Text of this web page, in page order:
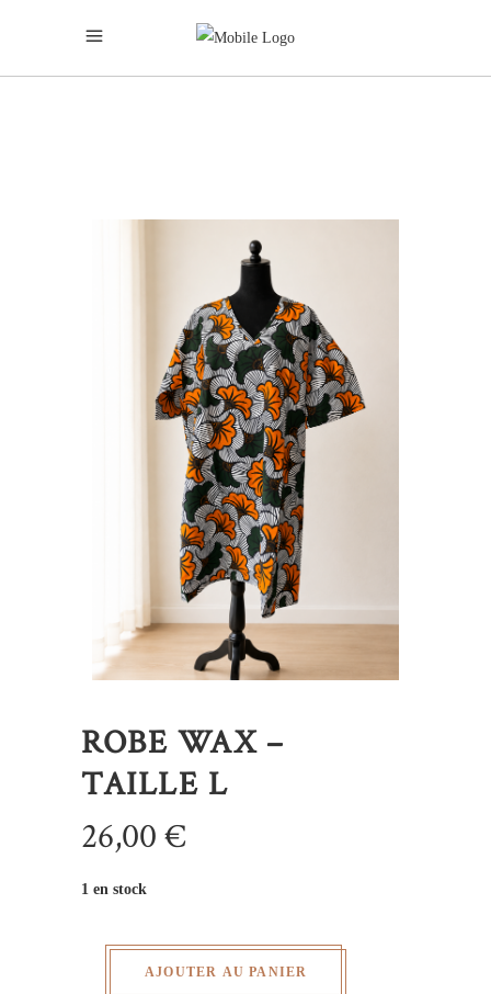
ROBE WAX –
TAILLE L
26,00€
1 en stock
AJOUTER AU PANIER